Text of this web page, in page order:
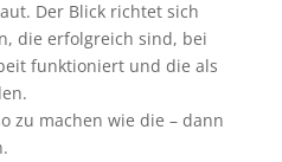
Der Blick richtet sich
die erfolgreich sind, bei
funktioniert und die als
zu machen wie die – dann